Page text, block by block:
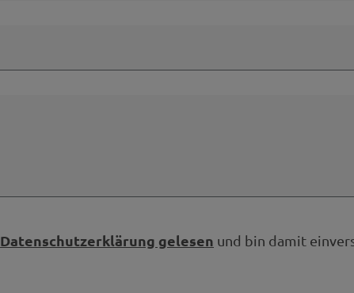
Datenschutzerklärung gelesen und bin damit